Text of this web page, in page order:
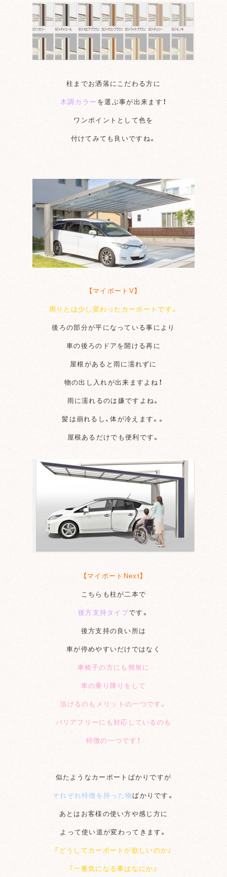
柱までお洒落にこだわる方に
木調カラー を選ぶ事が出来ます！
ワンポイントとして色を
付けてみても良いですね。
【マイポートV】
周りとは少し変わったカーポートです。
後ろの部分が平になっている事により
車の後ろのドアを開ける再に
屋根があると雨に濡れずに
物の出し入れが出来ますよね！
雨に濡れるのは嫌ですよね。
髪は崩れるし、体が冷えます。。
屋根あるだけでも便利です。
【マイポートNext】
こちらも柱が二本で
後方支持タイプです。
後方支持の良い所は
車が停めやすいだけではなく
車椅子の方にも簡単に
車の乗り降りをして
頂けるのもメリットの一つです。
バリアフリーにも対応しているのも
特徴の一つです！
似たようなカーポートばかりですが
それぞれ特徴を持った物ばかりです。
あとはお客様の使い方や感じ方に
よって使い道が変わってきます。
『どうしてカーポートが欲しいのか』
『一番気になる事はなにか』